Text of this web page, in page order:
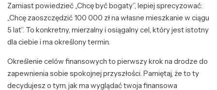
Zamiast powiedzieć „Chcę być bogaty”, lepiej sprecyzować:
„Chcę zaoszczędzić 100 000 zł na własne mieszkanie w ciągu
5 lat”. To konkretny, mierzalny i osiągalny cel, który jest istotny
dla ciebie i ma określony termin.
Określenie celów finansowych to pierwszy krok na drodze do
zapewnienia sobie spokojnej przyszłości. Pamiętaj, że to ty
decydujesz o tym, jak ma wyglądać twoja finansowa